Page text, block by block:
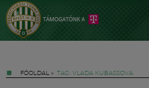
FŐOLDAL » TAG: VLADA KUBASSOVA